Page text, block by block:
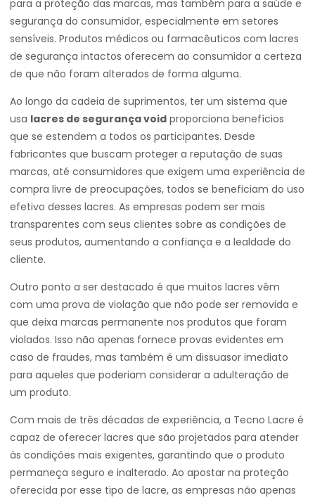
para a proteção das marcas, mas também para a saúde e
segurança do consumidor, especialmente em setores
sensíveis. Produtos médicos ou farmacêuticos com lacres
de segurança intactos oferecem ao consumidor a certeza
de que não foram alterados de forma alguma.
Ao longo da cadeia de suprimentos, ter um sistema que
usa lacres de segurança void proporciona benefícios
que se estendem a todos os participantes. Desde
fabricantes que buscam proteger a reputação de suas
marcas, até consumidores que exigem uma experiência de
compra livre de preocupações, todos se beneficiam do uso
efetivo desses lacres. As empresas podem ser mais
transparentes com seus clientes sobre as condições de
seus produtos, aumentando a confiança e a lealdade do
cliente.
Outro ponto a ser destacado é que muitos lacres vêm
com uma prova de violação que não pode ser removida e
que deixa marcas permanente nos produtos que foram
violados. Isso não apenas fornece provas evidentes em
caso de fraudes, mas também é um dissuasor imediato
para aqueles que poderiam considerar a adulteração de
um produto.
Com mais de três décadas de experiência, a Tecno Lacre é
capaz de oferecer lacres que são projetados para atender
às condições mais exigentes, garantindo que o produto
permaneça seguro e inalterado. Ao apostar na proteção
oferecida por esse tipo de lacre, as empresas não apenas